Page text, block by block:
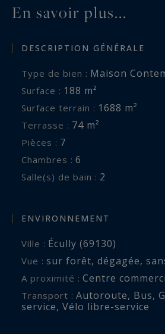
En savoir plus...
DESCRIPTION GÉNÉRALE
Type de bien : Maison
Surface : 188 m²
Surface terrain : 1688 m²
Terrasse : 74 m²
Pièces : 7
Chambres : 6
Salle(s) de bain : 2
ENVIRONNEMENT
Ville : Écully (69130)
Vue : sur forêt, dégagée,
A proximité : Centre
Transport : Autoroute, Bus,
service, Vélo libre-service